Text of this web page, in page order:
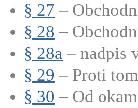
§ 27 –
§ 28 –
§ 28a – nadpis
§ 29 – Proti
§ 30 – Od